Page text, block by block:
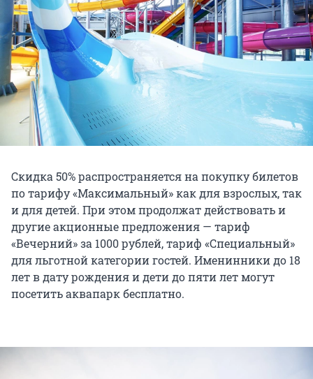
Скидка 50% распространяется на покупку билетов
по тарифу «Максимальный» как для взрослых, так
и для детей. При этом продолжат действовать и
другие акционные предложения — тариф
«Вечерний» за 1000 рублей, тариф «Специальный»
для льготной категории гостей. Именинники до 18
лет в дату рождения и дети до пяти лет могут
посетить аквапарк бесплатно.